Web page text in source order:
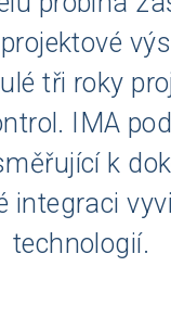
tři roky
IMA
k
integraci
technologií.